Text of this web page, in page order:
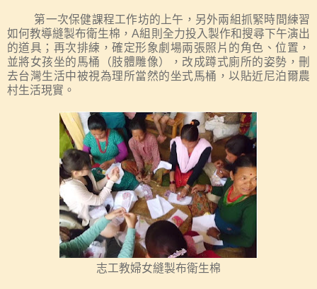
第一次保健課程工作坊的上午，另外兩組抓緊時間練習
如何教導縫製布衛生棉，A組則全力投入製作和搜尋下午演出
的道具；再次排練，確定形象劇場兩張照片的角色、位置，
並將女孩坐的馬桶（肢體雕像），改成蹲式廁所的姿勢，刪
去台灣生活中被視為理所當然的坐式馬桶，以貼近尼泊爾農
村生活現實。
志工教婦女縫製布衛生棉